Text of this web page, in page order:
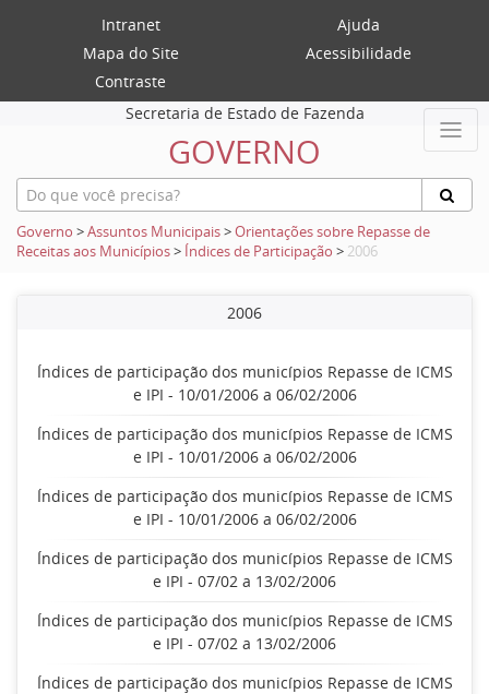
Intranet
Ajuda
Mapa do Site
Acessibilidade
Contraste
Secretaria de Estado de Fazenda
GOVERNO
Governo >Assuntos Municipais>Orientações sobre Repasse de
Receitas aos Municípios> Índices de Participação > 2006
2006
Índices de participação dos municípios Repasse de ICMS
e IPI - 10/01/2006 a 06/02/2006
Índices de participação dos municípios Repasse de ICMS
e IPI - 10/01/2006 a 06/02/2006
Índices de participação dos municípios Repasse de ICMS
e IPI - 10/01/2006 a 06/02/2006
Índices de participação dos municípios Repasse de ICMS
e IPI - 07/02 a 13/02/2006
Índices de participação dos municípios Repasse de ICMS
e IPI - 07/02 a 13/02/2006
Índices de participação dos municípios Repasse de ICMS